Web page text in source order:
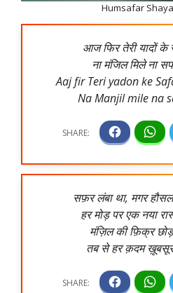
Humsafar
आज फिर तेरी यादों के
ना मंजिल मिले ना
Aaj fir Teri yadon ke
Na Manjil mile na
सफ़र लंबा था, मगर
हर मोड़ पर एक नया
मंज़िल की फ़िक्र
तब से हर क़दम